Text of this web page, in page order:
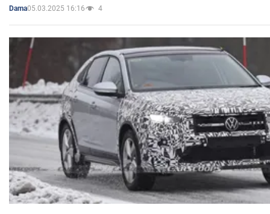
Dama05.03.2025 16:16 4